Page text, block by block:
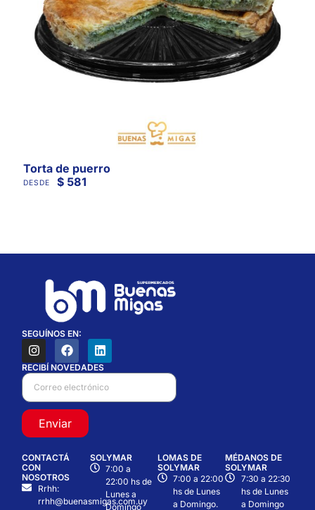
Torta de puerro
DESDE $581
SEGUÍNOS EN:
RECIBÍ NOVEDADES
Enviar
CONTACTÁ
CON
NOSOTROS
Rrhh:
rrhh@buenasmigas.com.uy
SOLYMAR
7:00 a
22:00 hs de
Lunes a
Domingo
LOMAS DE
SOLYMAR
7:00 a 22:00
hs de Lunes
a Domingo.
MÉDANOS DE
SOLYMAR
7:30 a 22:30
hs de Lunes
a Domingo